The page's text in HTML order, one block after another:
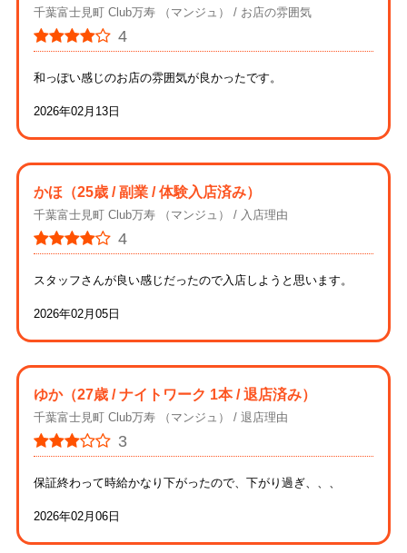
千葉富士見町 Club万寿 （マンジュ） お店の雰囲気
4
和っぽい感じのお店の雰囲気が良かったです。
2026年02月13日
かほ （25歳 / 副業 / 体験入店済み）
千葉富士見町 Club万寿 （マンジュ） 入店理由
4
スタッフさんが良い感じだったので入店しようと思います。
2026年02月05日
ゆか（27歳 / ナイトワーク 1本 / 退店済み）
千葉富士見町 Club万寿 （マンジュ） 退店理由
3
保証終わって時給かなり下がったので、下がり過ぎ、、、
2026年02月06日